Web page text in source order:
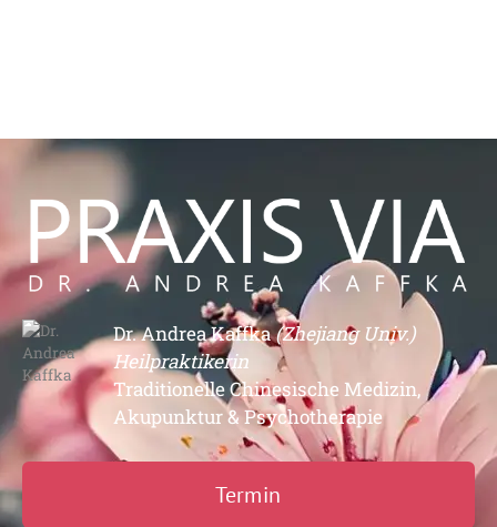
Dr. Andrea Kaffka(Zhejiang Univ.)
Heilpraktikerin
Traditionelle Chinesische Medizin,
Akupunktur & Psychotherapie
Termin